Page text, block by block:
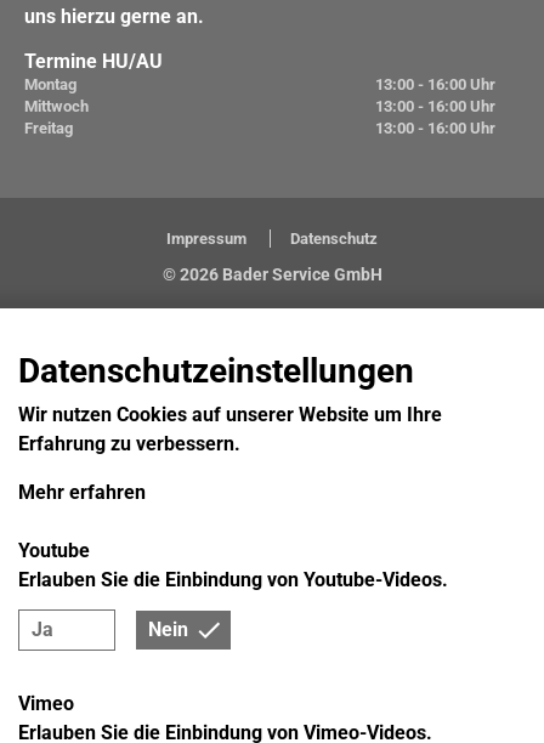
uns hierzu gerne an.
Termine HU/AU
Montag
13:00 - 16:00 Uhr
Mittwoch
13:00 - 16:00 Uhr
Freitag
13:00 - 16:00 Uhr
Impressum Datenschutz
© 2026 Bader Service GmbH
Datenschutzeinstellungen
Wir nutzen Cookies auf unserer Website um Ihre
Erfahrung zu verbessern.
Mehr erfahren
Ja Nein
Youtube
Erlauben Sie die Einbindung von Youtube-Videos.
Vimeo
Erlauben Sie die Einbindung von Vimeo-Videos.